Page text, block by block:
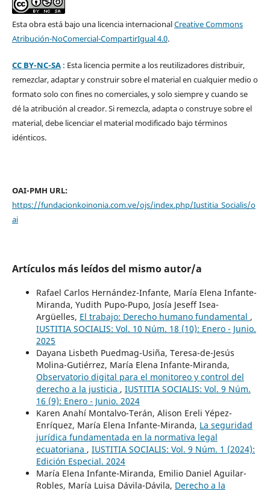
Esta obra está bajo una licencia internacionalCreative Commons
Atribución-NoComercial-CompartirIgual 4.0.
CC BY-NC-SA: Esta licencia permite a los reutilizadores distribuir,
remezclar, adaptar y construir sobre el material en cualquier medio o
formato solo con fines no comerciales, y solo siempre y cuando se
dé la atribución al creador. Si remezcla, adapta o construye sobre el
material, debe licenciar el material modificado bajo términos
idénticos.
OAI-PMH URL:
https://fundacionkoinonia.com.ve/ojs/index.php/Iustitia_Socialis/o
ai
Artículos más leídos del mismo autor/a
Rafael Carlos Hernández-Infante, María Elena Infante-
Miranda, Yudith Pupo-Pupo, Josía Jeseff Isea-
Argüelles, El trabajo: Derecho humano fundamental ,
IUSTITIA SOCIALIS: Vol. 10 Núm. 18 (10): Enero - Junio.
2025
Dayana Lisbeth Puedmag-Usiña, Teresa-de-Jesús
Molina-Gutiérrez, María Elena Infante-Miranda,
Observatorio digital para el monitoreo y control del
derecho a la justicia , IUSTITIA SOCIALIS: Vol. 9 Núm.
16 (9): Enero - Junio. 2024
Karen Anahí Montalvo-Terán, Alison Ereli Yépez-
Enríquez, María Elena Infante-Miranda, La seguridad
jurídica fundamentada en la normativa legal
ecuatoriana , IUSTITIA SOCIALIS: Vol. 9 Núm. 1 (2024):
Edición Especial. 2024
María Elena Infante-Miranda, Emilio Daniel Aguilar-
Robles, María Luisa Dávila-Dávila, Derecho a la